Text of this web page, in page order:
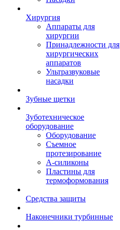
Хирургия
Аппараты для
хирургии
Принадлежности для
хирургических
аппаратов
Ультразвуковые
насадки
Зубные щетки
Зуботехническое
оборудование
Оборудование
Съемное
протезирование
А-силиконы
Пластины для
термоформования
Средства защиты
Наконечники турбинные